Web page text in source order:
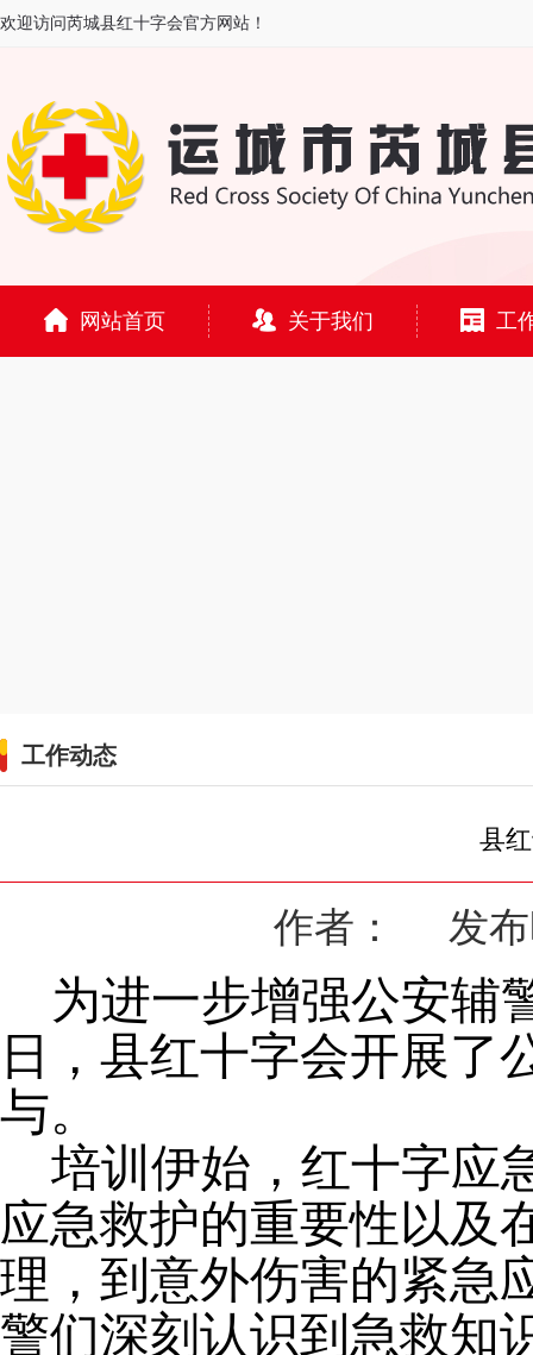
欢迎访问芮城县红十字会官方网站！
网站首页 关于我们 工
工作动态
县
作者： 发布
为进一步增强公安辅
日
，县红十字会开展
与。
培训伊始，红十字应
应急救护的重要性以及
理，到意外伤害的紧急
警们深刻认识到急救知